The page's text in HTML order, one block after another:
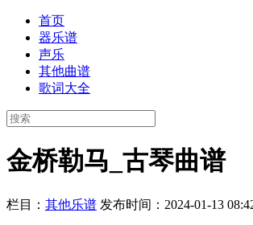
首页
器乐谱
声乐
其他曲谱
歌词大全
金桥勒马_古琴曲谱
栏目： 其他乐谱 发布时间：2024-01-13